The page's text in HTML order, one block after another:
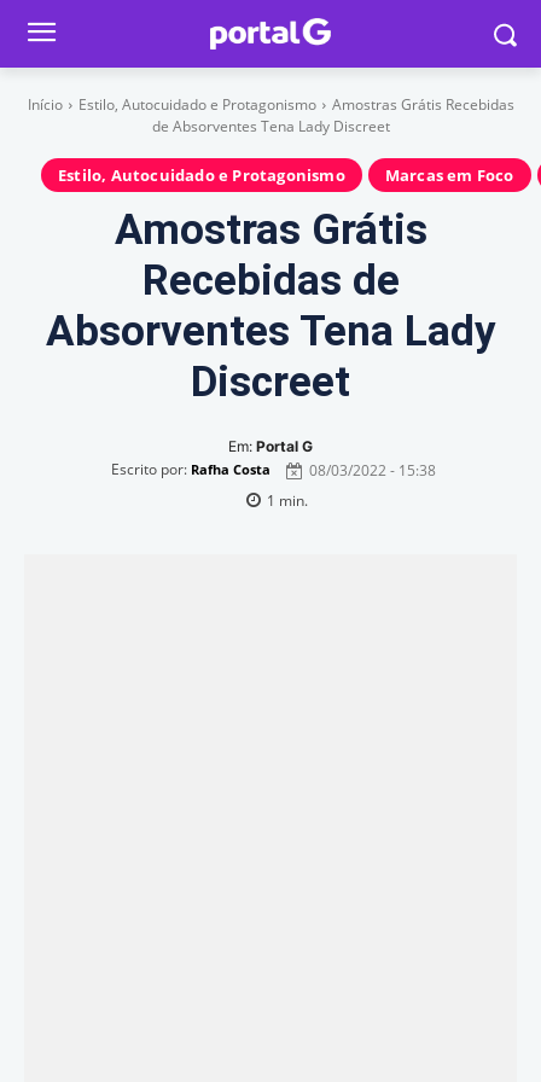
Início Estilo, Autocuidado e Protagonismo
Amostras Grátis Recebidas
de Absorventes Tena Lady Discreet
Estilo, Autocuidado e Protagonismo Marcas em Foco
Amostras Grátis
Recebidas de
Absorventes Tena Lady
Discreet
Em: Portal G
Escrito por: Rafha Costa
08/03/2022 - 15:38
1 min.